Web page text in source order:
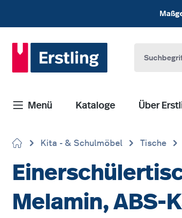
Menü Kataloge Über
Kita - & Schulmöbel Tische
Melamin, ABS-